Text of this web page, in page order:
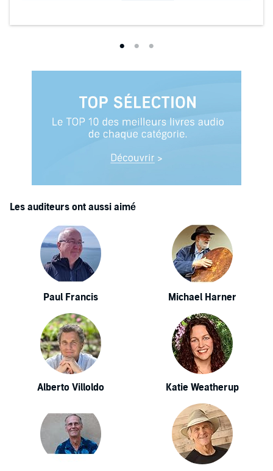
Les auditeurs ont aussi aimé
Paul Francis Michael Harner
Alberto Villoldo Katie Weatherup